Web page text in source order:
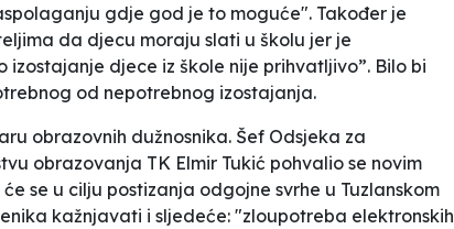
gdje god je to moguće". Također je
da djecu moraju slati u školu jer je
djece iz škole nije prihvatljivo”. Bilo bi
od nepotrebnog izostajanja.
obrazovnih dužnosnika. Šef Odsjeka za
obrazovanja TK Elmir Tukić pohvalio se novim
se u cilju postizanja odgojne svrhe u Tuzlanskom
kažnjavati i sljedeće: "zloupotreba elektronskih